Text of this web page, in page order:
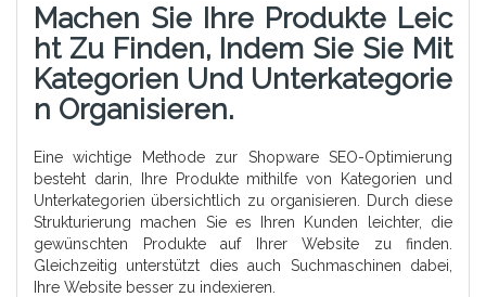
Machen Sie Ihre Produkte Leic
Ht Zu Finden, Indem Sie Sie Mit
Kategorien Und Unterkategorie
N Organisieren.
Eine wichtige Methode zur Shopware SEO-Optimierung
besteht darin, Ihre Produkte mithilfe von Kategorien und
Unterkategorien übersichtlich zu organisieren. Durch diese
Strukturierung machen Sie es Ihren Kunden leichter, die
gewünschten Produkte auf Ihrer Website zu finden.
Gleichzeitig unterstützt dies auch Suchmaschinen dabei,
Ihre Website besser zu indexieren.